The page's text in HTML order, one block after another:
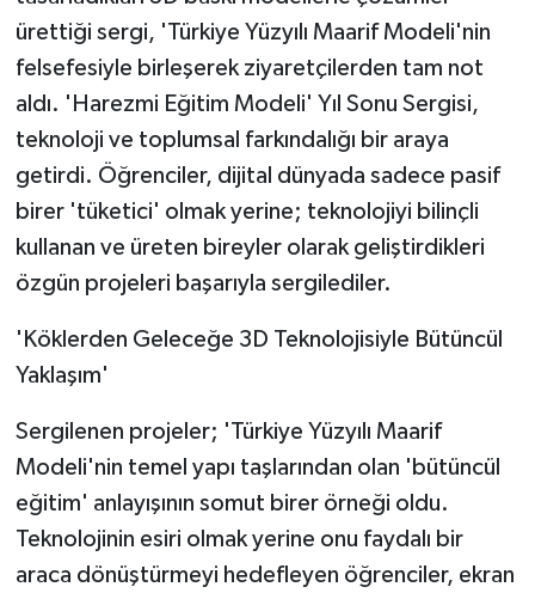
ürettiği sergi, 'Türkiye Yüzyılı Maarif Modeli'nin
felsefesiyle birleşerek ziyaretçilerden tam not
aldı. 'Harezmi Eğitim Modeli' Yıl Sonu Sergisi,
teknoloji ve toplumsal farkındalığı bir araya
getirdi. Öğrenciler, dijital dünyada sadece pasif
birer 'tüketici' olmak yerine; teknolojiyi bilinçli
kullanan ve üreten bireyler olarak geliştirdikleri
özgün projeleri başarıyla sergilediler.
'Köklerden Geleceğe 3D Teknolojisiyle Bütüncül
Yaklaşım'
Sergilenen projeler; 'Türkiye Yüzyılı Maarif
Modeli'nin temel yapı taşlarından olan 'bütüncül
eğitim' anlayışının somut birer örneği oldu.
Teknolojinin esiri olmak yerine onu faydalı bir
araca dönüştürmeyi hedefleyen öğrenciler, ekran